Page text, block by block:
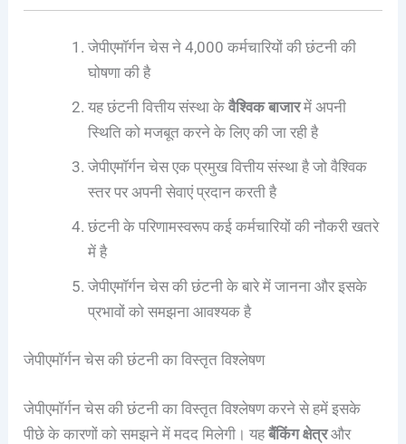
जेपीएमॉर्गन चेस ने 4,000 कर्मचारियों की छंटनी की
घोषणा की है
यह छंटनी वित्तीय संस्था केवैश्विक बाजारमें अपनी
स्थिति को मजबूत करने के लिए की जा रही है
जेपीएमॉर्गन चेस एक प्रमुख वित्तीय संस्था है जो वैश्विक
स्तर पर अपनी सेवाएं प्रदान करती है
छंटनी के परिणामस्वरूप कई कर्मचारियों की नौकरी खतरे
में है
जेपीएमॉर्गन चेस की छंटनी के बारे में जानना और इसके
प्रभावों को समझना आवश्यक है
जेपीएमॉर्गन चेस की छंटनी का विस्तृत विश्लेषण
जेपीएमॉर्गन चेस की छंटनी का विस्तृत विश्लेषण करने से हमें इसके
पीछे के कारणों को समझने में मदद मिलेगी। यहबैंकिंग क्षेत्रऔर